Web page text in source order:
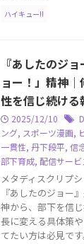
ハイキュー!!
『あしたのジ
ョー！」精神
性を信じ続け
2025/12/10
ング, スポーツ漫画,
一貫性, 丹下段平, 信
部下育成, 配信サービ
メタディスクリプ
『あしたのジョー
神から、部下を信
長に変える具体策
てたい方は必見です